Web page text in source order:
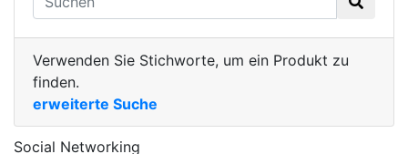
Verwenden Sie Stichworte, um ein Produkt zu
finden.
erweiterte Suche
Social Networking